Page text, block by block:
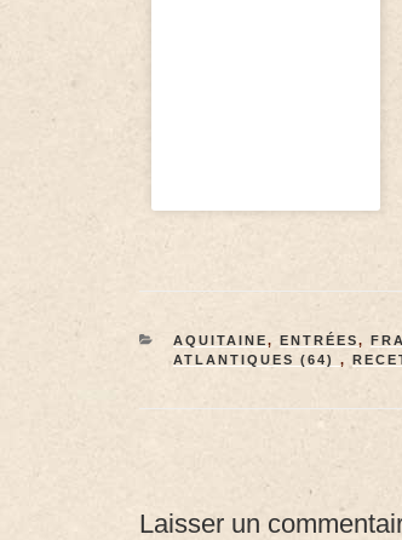
AQUITAINE, ENTRÉES,
ATLANTIQUES (64) ,
Laisser un